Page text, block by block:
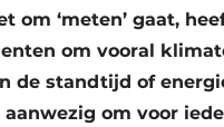
‘meten’ gaat,
om vooral
de standtijd of
om voor